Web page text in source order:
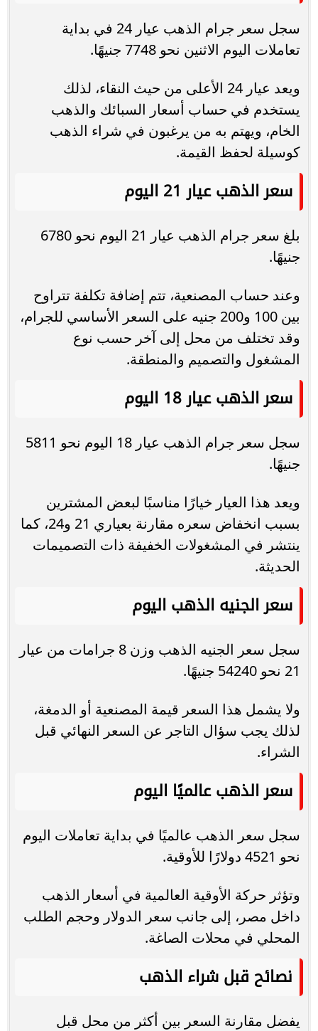
سجل سعر جرام الذهب عيار 24 في بداية
تعاملات اليوم الاثنين نحو 7748 جنيهًا.
ويعد عيار 24 الأعلى من حيث النقاء، لذلك
يستخدم في حساب أسعار السبائك والذهب
الخام، ويهتم به من يرغبون في شراء الذهب
كوسيلة لحفظ القيمة.
سعر الذهب عيار 21 اليوم
بلغ سعر جرام الذهب عيار 21 اليوم نحو 6780
جنيهًا.
وعند حساب المصنعية، تتم إضافة تكلفة تتراوح
بين 100 و200 جنيه على السعر الأساسي للجرام،
وقد تختلف من محل إلى آخر حسب نوع
المشغول والتصميم والمنطقة.
سعر الذهب عيار 18 اليوم
سجل سعر جرام الذهب عيار 18 اليوم نحو 5811
جنيهًا.
ويعد هذا العيار خيارًا مناسبًا لبعض المشترين
بسبب انخفاض سعره مقارنة بعياري 21 و24، كما
ينتشر في المشغولات الخفيفة ذات التصميمات
الحديثة.
سعر الجنيه الذهب اليوم
سجل سعر الجنيه الذهب وزن 8 جرامات من عيار
21 نحو 54240 جنيهًا.
ولا يشمل هذا السعر قيمة المصنعية أو الدمغة،
لذلك يجب سؤال التاجر عن السعر النهائي قبل
الشراء.
سعر الذهب عالميًا اليوم
سجل سعر الذهب عالميًا في بداية تعاملات اليوم
نحو 4521 دولارًا للأوقية.
وتؤثر حركة الأوقية العالمية في أسعار الذهب
داخل مصر، إلى جانب سعر الدولار وحجم الطلب
المحلي في محلات الصاغة.
نصائح قبل شراء الذهب
يفضل مقارنة السعر بين أكثر من محل قبل